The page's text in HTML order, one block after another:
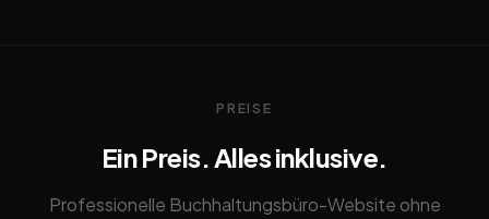
PREISE
Ein Preis. Alles inklusive.
Professionelle Buchhaltungsbüro-Website ohne